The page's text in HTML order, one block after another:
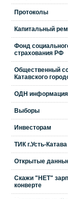
Протоколы
Капитальный
Фонд
страхования РФ
Общественный
Катавского
ОДН информация
Выборы
Инвесторам
ТИК г.Усть-Катава
Открытые
Скажи "НЕТ"
конверте